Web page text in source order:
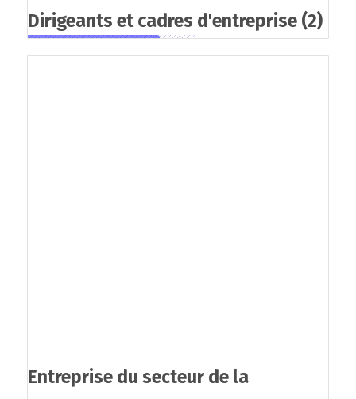
Dirigeants et cadres d'entreprise (2)
Entreprise du secteur de la